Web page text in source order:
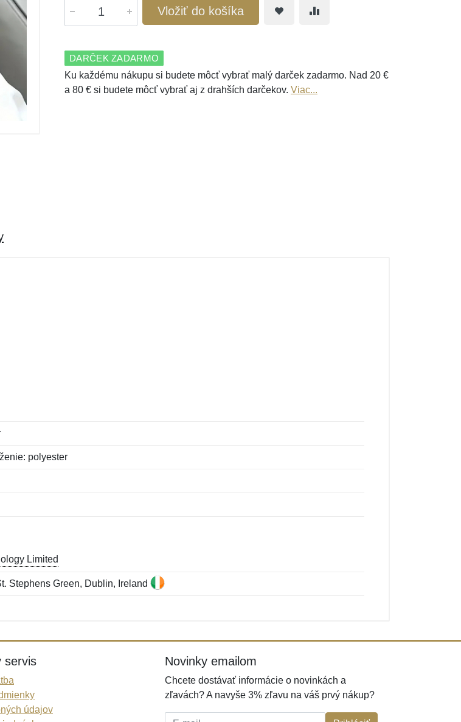
Vložiť do košíka
DARČEK ZADARMO
Ku každému nákupu si budete môcť vybrať malý darček zadarmo. Nad 20 €
a 80 € si budete môcť vybrať aj z drahších darčekov. Viac...
polyester
Limited
Stephens Green, Dublin, Ireland
servis
údajov
Novinky emailom
Chcete dostávať informácie o novinkách a
zľavách? A navyše 3% zľavu na váš prvý nákup?
E-mail: